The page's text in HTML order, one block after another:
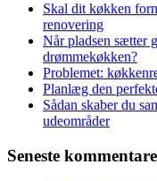
Skal dit køkken
renovering
Når pladsen sætter
drømmekøkken?
Problemet:
Planlæg den
Sådan skaber du
udeområder
Seneste